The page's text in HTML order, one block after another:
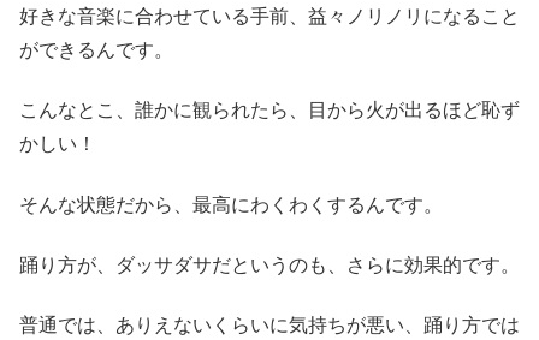
好きな音楽に合わせている手前、益々ノリノリになること
ができるんです。
こんなとこ、誰かに観られたら、目から火が出るほど恥ず
かしい！
そんな状態だから、最高にわくわくするんです。
踊り方が、ダッサダサだというのも、さらに効果的です。
普通では、ありえないくらいに気持ちが悪い、踊り方では